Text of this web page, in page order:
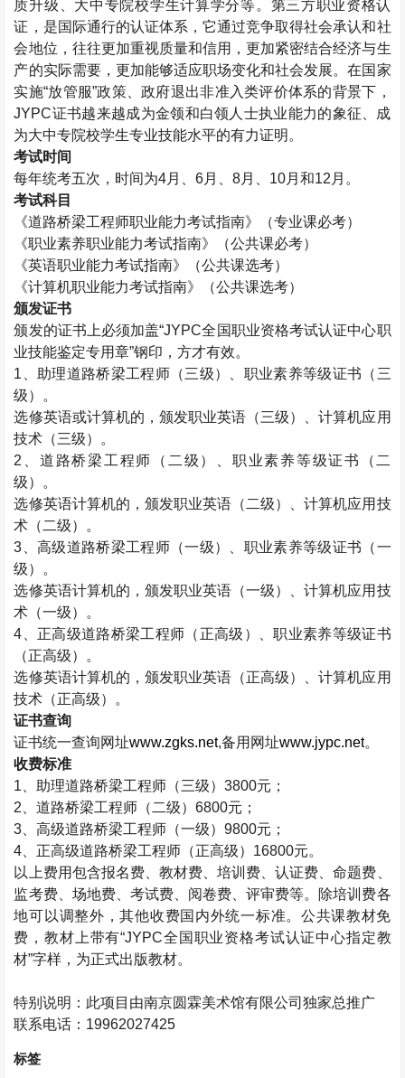
质升级、大中专院校学生计算学分等。第三方职业资格认
证，是国际通行的认证体系，它通过竞争取得社会承认和社
会地位，往往更加重视质量和信用，更加紧密结合经济与生
产的实际需要，更加能够适应职场变化和社会发展。在国家
实施“放管服”政策、政府退出非准入类评价体系的背景下，
JYPC证书越来越成为金领和白领人士执业能力的象征、成
为大中专院校学生专业技能水平的有力证明。
考试时间
每年统考五次，时间为4月、6月、8月、 10月和12 月。
考试科目
《道路桥梁工程师职业能力考试指南》（专业课必考）
《职业素养职业能力考试指南》（公共课必考）
《英语职业能力考试指南》（公共课选考）
《计算机职业能力考试指南》（公共课选考）
颁发证书
颁发的证书上必须加盖“JYPC全国职业资格考试认证中心职
业技能鉴定专用章”钢印，方才有效。
1 、助理道路桥梁工程师（三级）、职业素养等级证书（三
级）。
选修英语或计算机的，颁发职业英语（三级）、计算机应用
技术（三级）。
2 、道路桥梁工程师（二级）、职业素养等级证书（二
级）。
选修英语计算机的，颁发职业英语（二级）、计算机应用技
术（二级）。
3 、高级道路桥梁工程师（一级）、职业素养等级证书（一
级）。
选修英语计算机的，颁发职业英语（一级）、计算机应用技
术（一级）。
4 、正高级道路桥梁工程师（正高级）、职业素养等级证书
（正高级）。
选修英语计算机的，颁发职业英语（正高级）、计算机应用
技术（正高级）。
证书查询
证书统一查询网址www.zgks.net,备用网址www.jypc.net。
收费标准
1 、助理道路桥梁工程师（三级）3800元；
2 、道路桥梁工程师（二级）6800元；
3 、高级道路桥梁工程师（一级）9800元；
4 、正高级道路桥梁工程师（正高级） 16800元。
以上费用包含报名费、教材费、培训费、认证费、命题费、
监考费、场地费、考试费、阅卷费、评审费等。除培训费各
地可以调整外，其他收费国内外统一标准。公共课教材免
费，教材上带有“JYPC全国职业资格考试认证中心指定教
材”字样，为正式出版教材。
特别说明：此项目由南京圆霖美术馆有限公司独家总推广
联系电话： 19962027425
标签